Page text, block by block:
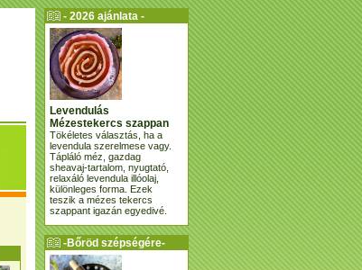
- 2026 ajánlata -
Levendulás
Mézestekercs szappan
Tökéletes választás, ha a
levendula szerelmese vagy.
Tápláló méz, gazdag
sheavaj-tartalom, nyugtató,
relaxáló levendula illóolaj,
különleges forma. Ezek
teszik a mézes tekercs
szappant igazán egyedivé.
-Bőröd szépségére-